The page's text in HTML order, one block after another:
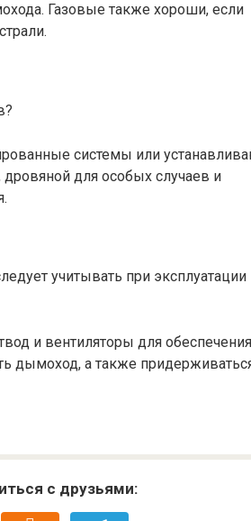
Газовые также хороши, если
системы или
для особых случаев и
учитывать при эксплуатации
и вентиляторы для обеспечения
дымоход, а также
с друзьями: